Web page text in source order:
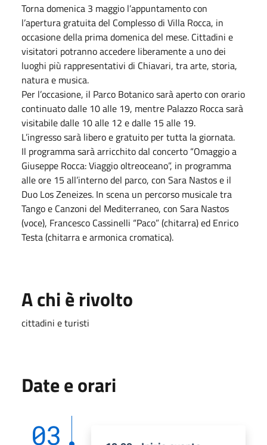
Torna domenica 3 maggio l’appuntamento con
l’apertura gratuita del Complesso di Villa Rocca, in
occasione della prima domenica del mese. Cittadini e
visitatori potranno accedere liberamente a uno dei
luoghi più rappresentativi di Chiavari, tra arte, storia,
natura e musica.
Per l’occasione, il Parco Botanico sarà aperto con orario
continuato dalle 10 alle 19, mentre Palazzo Rocca sarà
visitabile dalle 10 alle 12 e dalle 15 alle 19.
L’ingresso sarà libero e gratuito per tutta la giornata.
Il programma sarà arricchito dal concerto “Omaggio a
Giuseppe Rocca: Viaggio oltreoceano”, in programma
alle ore 15 all’interno del parco, con Sara Nastos e il
Duo Los Zeneizes. In scena un percorso musicale tra
Tango e Canzoni del Mediterraneo, con Sara Nastos
(voce), Francesco Cassinelli “Paco” (chitarra) ed Enrico
Testa (chitarra e armonica cromatica).
A chi è rivolto
cittadini e turisti
Date e orari
03